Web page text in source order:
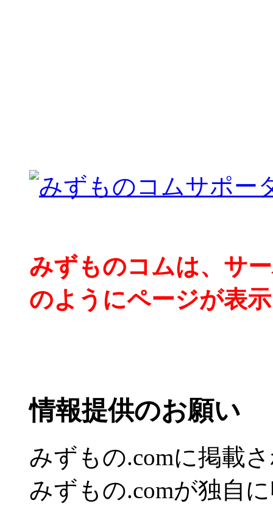
みずものコムは、サ
のようにページが表
情報提供のお願い
みずもの.comに掲載
みずもの.comが独自